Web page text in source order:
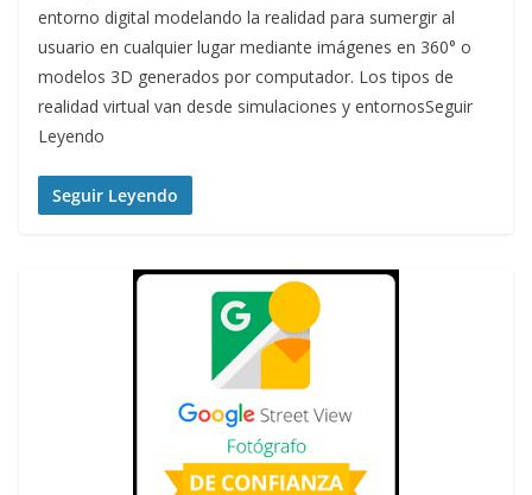
entorno digital modelando la realidad para sumergir al
usuario en cualquier lugar mediante imágenes en 360° o
modelos 3D generados por computador. Los tipos de
realidad virtual van desde simulaciones y entornosSeguir
Leyendo
Seguir Leyendo